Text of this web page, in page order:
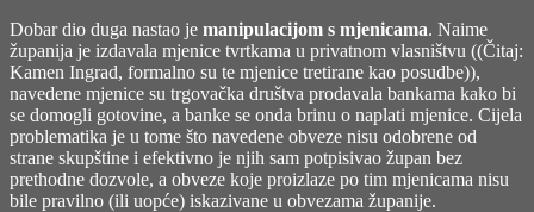
Dobar dio duga nastao je manipulacijom s mjenicama. Naime
županija je izdavala mjenice tvrtkama u privatnom vlasništvu ((Čitaj:
Kamen Ingrad, formalno su te mjenice tretirane kao posudbe)),
navedene mjenice su trgovačka društva prodavala bankama kako bi
se domogli gotovine, a banke se onda brinu o naplati mjenice. Cijela
problematika je u tome što navedene obveze nisu odobrene od
strane skupštine i efektivno je njih sam potpisivao župan bez
prethodne dozvole, a obveze koje proizlaze po tim mjenicama nisu
bile pravilno (ili uopće) iskazivane u obvezama županije.